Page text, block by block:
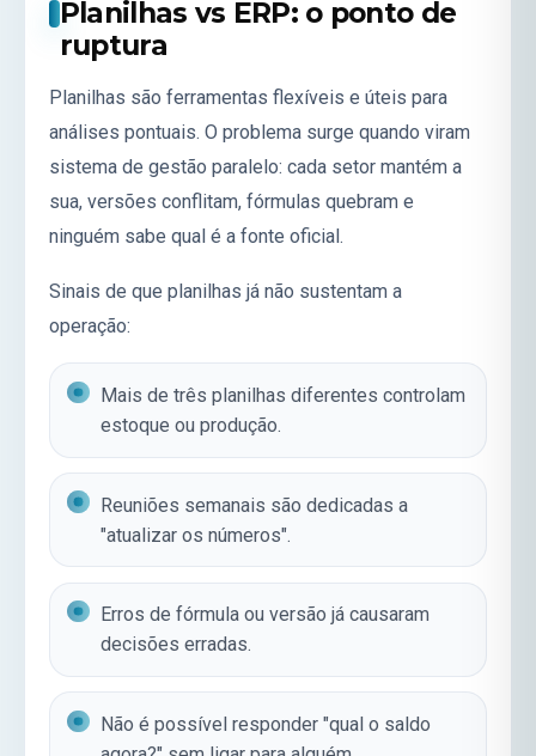
Planilhas vs ERP: o ponto de
ruptura
Planilhas são ferramentas flexíveis e úteis para
análises pontuais. O problema surge quando viram
sistema de gestão paralelo: cada setor mantém a
sua, versões conflitam, fórmulas quebram e
ninguém sabe qual é a fonte oficial.
Sinais de que planilhas já não sustentam a
operação:
Mais de três planilhas diferentes controlam
estoque ou produção.
Reuniões semanais são dedicadas a
"atualizar os números".
Erros de fórmula ou versão já causaram
decisões erradas.
Não é possível responder "qual o saldo